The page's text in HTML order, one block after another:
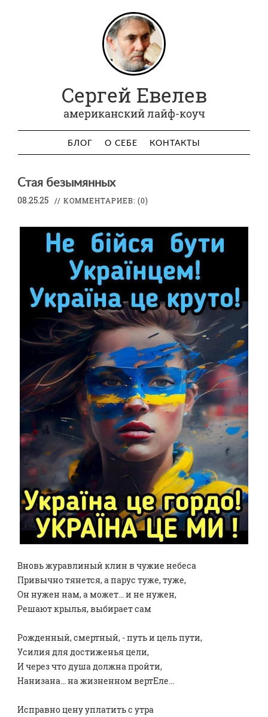
Сергей Евелев
американский лайф-коуч
БЛОГ О СЕБЕ КОНТАКТЫ
Стая безымянных
08.25.25 // КОММЕНТАРИЕВ: (0)
Вновь журавлиный клин в чужие небеса
Привычно тянется, а парус туже, туже,
Он нужен нам, а может... и не нужен,
Решают крылья, выбирает сам
Рожденный, смертный, - путь и цель пути,
Усилия для достиженья цели,
И через что душа должна пройти,
Нанизана... на жизненном вертЕле...
Исправно цену уплатить с утра